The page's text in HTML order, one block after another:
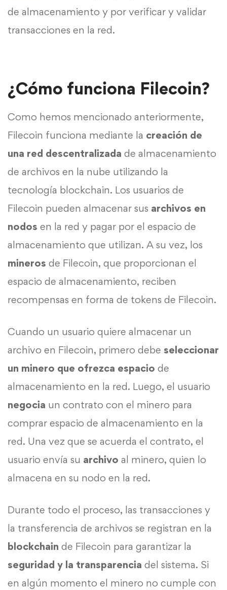
de almacenamiento y por verificar y validar
transacciones en la red.
¿Cómo funciona Filecoin?
Como hemos mencionado anteriormente,
Filecoin funciona mediante la creación de
una red descentralizada de almacenamiento
de archivos en la nube utilizando la
tecnología blockchain. Los usuarios de
Filecoin pueden almacenar sus archivos en
nodos en la red y pagar por el espacio de
almacenamiento que utilizan. A su vez, los
mineros de Filecoin, que proporcionan el
espacio de almacenamiento, reciben
recompensas en forma de tokens de Filecoin.
Cuando un usuario quiere almacenar un
archivo en Filecoin, primero debe seleccionar
un minero que ofrezca espacio de
almacenamiento en la red. Luego, el usuario
negocia un contrato con el minero para
comprar espacio de almacenamiento en la
red. Una vez que se acuerda el contrato, el
usuario envía su archivo al minero, quien lo
almacena en su nodo en la red.
Durante todo el proceso, las transacciones y
la transferencia de archivos se registran en la
blockchain de Filecoin para garantizar la
seguridad y la transparencia del sistema. Si
en algún momento el minero no cumple con